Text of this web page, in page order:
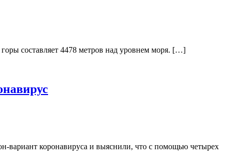
составляет 4478 метров над уровнем моря. […]
вариант коронавируса и выяснили, что с помощью четырех